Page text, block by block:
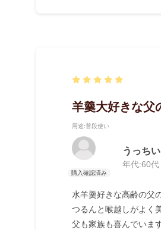
羊羹大好きな父
用途:普段使い
うっちい
年代:60代
水羊羹好きな高齢の父
つるんと喉越しがよく
父も家族も喜んでいま